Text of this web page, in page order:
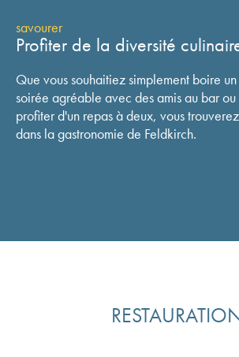
savourer
Profiter de la diversité
Que vous souhaitiez simplement boire
soirée agréable avec des amis au bar ou
profiter d'un repas à deux, vous
dans la gastronomie de Feldkirch.